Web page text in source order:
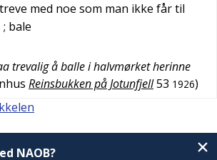
med noe som man ikke får til
; bale
trevalig å balle i halvmørket herinne
Reinsbukken på Jotunfjell53 1926)
NAOB?